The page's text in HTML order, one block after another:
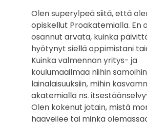
Olen superylpeä siitä, että
opiskellut Proakatemialla. En
osannut arvata, kuinka
hyötynyt siellä oppimistani
Kuinka valmennan yritys- ja
koulumaailmaa niihin samoihin
lainalaisuuksiin, mihin
akatemialla ns.
Olen kokenut jotain, mistä
haaveilee tai minkä